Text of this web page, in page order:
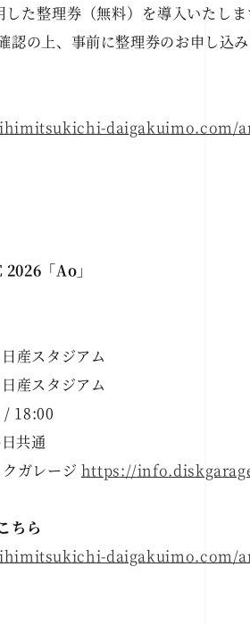
た整理券（無料）を導入いたし
認の上、事前に整理券のお申し込み
daigakuimo.com/
「Ao」
産スタジアム
産スタジアム
/ 18:00
共通
ガレージ https://
ちら
daigakuimo.com/